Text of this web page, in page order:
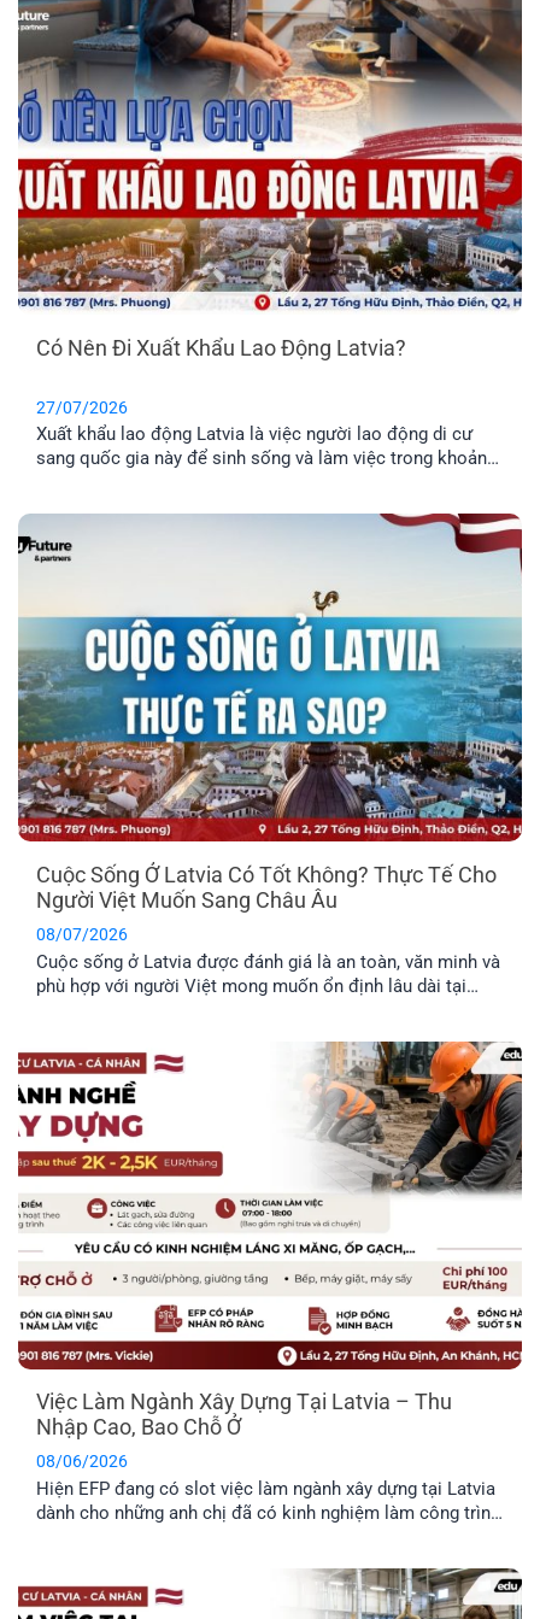
Có Nên Đi Xuất Khẩu Lao Động Latvia?
27/07/2026
Xuất khẩu lao động Latvia là việc người lao động di cư
sang quốc gia này để sinh sống và làm việc trong khoản
nhu cầu định cư. Vậy đâu mới là phương án định cư cho
cả gia đình tốt nhất? Cùng EFP tìm hiểu qua bài viết dưới
Cuộc Sống Ở Latvia Có Tốt Không? Thực Tế Cho
Người Việt Muốn Sang Châu Âu
08/07/2026
Cuộc sống ở Latvia được đánh giá là an toàn, văn minh và
phù hợp với người Việt mong muốn ổn định lâu dài tại
về môi trường sống, văn hóa và phúc lợi dành riêng cho
Việc Làm Ngành Xây Dựng Tại Latvia – Thu
Nhập Cao, Bao Chỗ Ở
08/06/2026
Hiện EFP đang có slot việc làm ngành xây dựng tại Latvia
dành cho những anh chị đã có kinh nghiệm làm công trình
Trong bài viết dưới đây, anh [...]